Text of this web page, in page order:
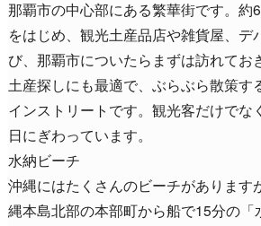
那覇市の中心部にある繁華街です。約
をはじめ、観光土産品店や雑貨屋、デ
び、那覇市についたらまずは訪れてお
土産探しにも最適で、ぶらぶら散策す
インストリートです。観光客だけでな
日にぎわっています。
水納ビーチ
沖縄にはたくさんのビーチがあります
縄本島北部の本部町から船で15分の「